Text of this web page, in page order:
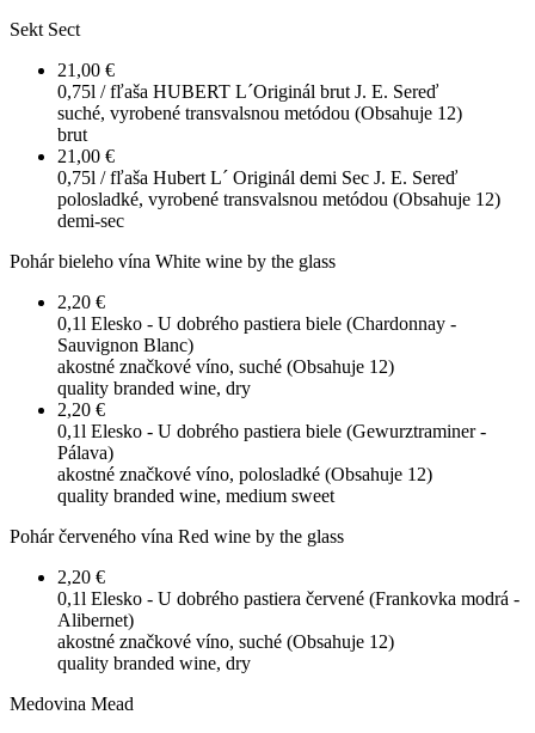
Sekt Sect
21,00 €
0,75l / fľaša HUBERT L´Originál brut J. E. Sereď
suché, vyrobené transvalsnou metódou (Obsahuje 12)
brut
21,00 €
0,75l / fľaša Hubert L´ Originál demi Sec J. E. Sereď
polosladké, vyrobené transvalsnou metódou (Obsahuje 12)
demi-sec
Pohár bieleho vína White wine by the glass
2,20 €
0,1l Elesko - U dobrého pastiera biele (Chardonnay -
Sauvignon Blanc)
akostné značkové víno, suché (Obsahuje 12)
quality branded wine, dry
2,20 €
0,1l Elesko - U dobrého pastiera biele (Gewurztraminer -
Pálava)
akostné značkové víno, polosladké (Obsahuje 12)
quality branded wine, medium sweet
Pohár červeného vína Red wine by the glass
2,20 €
0,1l Elesko - U dobrého pastiera červené (Frankovka modrá -
Alibernet)
akostné značkové víno, suché (Obsahuje 12)
quality branded wine, dry
Medovina Mead